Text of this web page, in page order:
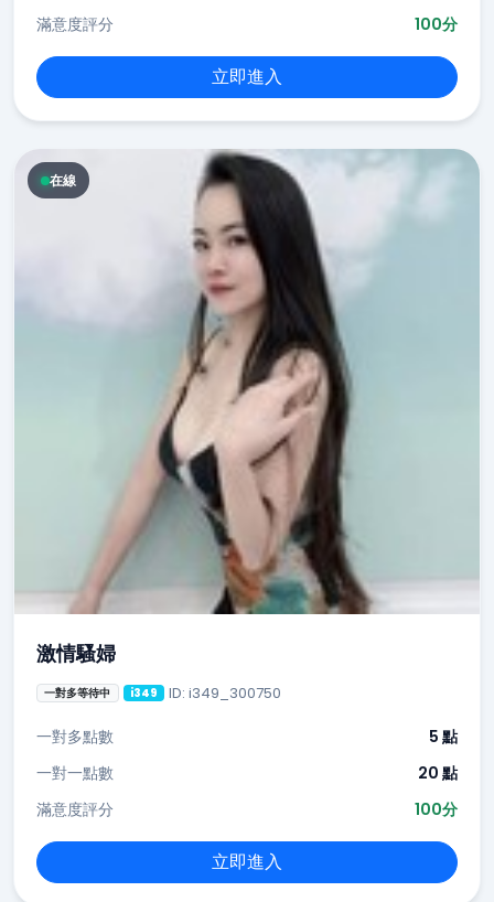
滿意度評分
100分
立即進入
在線
激情騷婦
一對多等待中 i349 ID: i349_300750
一對多點數
5 點
一對一點數
20 點
滿意度評分
100分
立即進入